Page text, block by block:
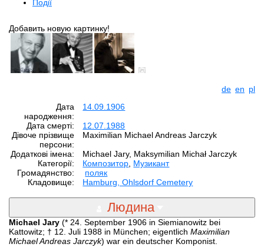
Події
Добавить новую картинку!
de en pl
Дата
народження:
14.09.1906
Дата смерті:
12.07.1988
Дівоче прізвище
персони:
Maximilian Michael Andreas Jarczyk
Додаткові імена:
Michael Jary, Maksymilian Michał Jarczyk
Категорії:
Композитор Музикант
Громадянство:
поляк
Кладовище:
Hamburg, Ohlsdorf Cemetery
Людина
Michael Jary (* 24. September 1906 in Siemianowitz bei
Kattowitz; † 12. Juli 1988 in München; eigentlich Maximilian
Michael Andreas Jarczyk) war ein deutscher Komponist.